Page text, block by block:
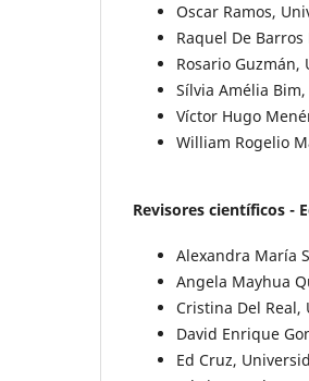
Oscar Ramos,
Raquel De
Rosario Guzmán,
Sílvia Amélia
Víctor Hugo
William Rogelio
Revisores científicos -
Alexandra María
Angela Mayhua
Cristina Del Real,
David Enrique
Ed Cruz,